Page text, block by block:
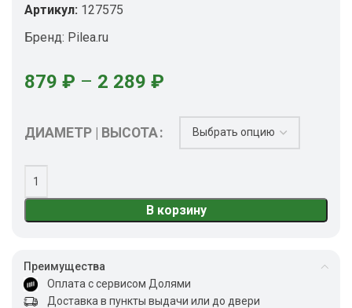
Артикул: 127575
Бренд: Pilea.ru
879 ₽ – 2 289 ₽
ДИАМЕТР | ВЫСОТА
В корзину
Преимущества
Оплата с сервисом Долями
Доставка в пункты выдачи или до двери